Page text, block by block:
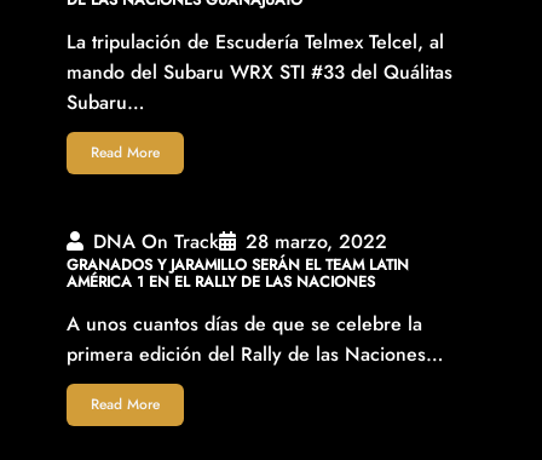
La tripulación de Escudería Telmex Telcel, al
mando del Subaru WRX STI #33 del Quálitas
Subaru…
Read More
DNA On Track 28 marzo, 2022
GRANADOS Y JARAMILLO SERÁN EL TEAM LATIN
AMÉRICA 1 EN EL RALLY DE LAS NACIONES
A unos cuantos días de que se celebre la
primera edición del Rally de las Naciones…
Read More